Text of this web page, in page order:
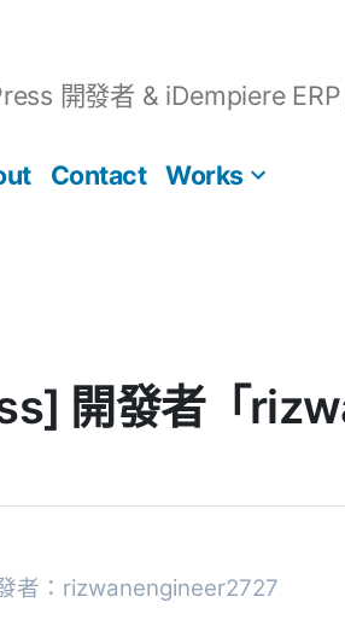
開發者 & iDempiere
Contact Works
開發者「
者：rizwanengineer2727